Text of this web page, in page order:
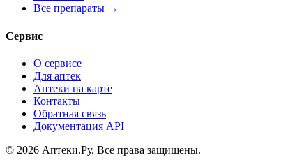
Все препараты →
Сервис
О сервисе
Для аптек
Аптеки на карте
Контакты
Обратная связь
Документация API
© 2026 Аптеки.Ру. Все права защищены.